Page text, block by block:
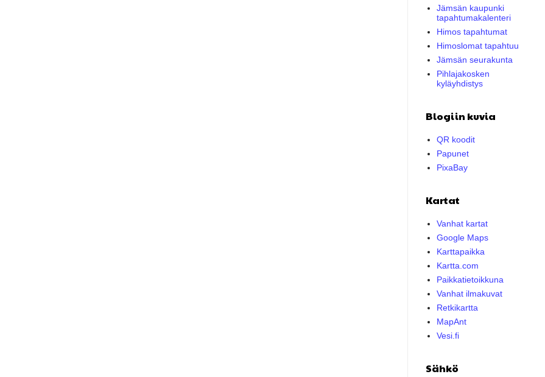
Jämsän kaupunki
tapahtumakalenteri
Himos tapahtumat
Himoslomat tapahtuu
Jämsän seurakunta
Pihlajakosken
kyläyhdistys
Blogiin kuvia
QR koodit
Papunet
PixaBay
Kartat
Vanhat kartat
Google Maps
Karttapaikka
Kartta.com
Paikkatietoikkuna
Vanhat ilmakuvat
Retkikartta
MapAnt
Vesi.fi
Sähkö